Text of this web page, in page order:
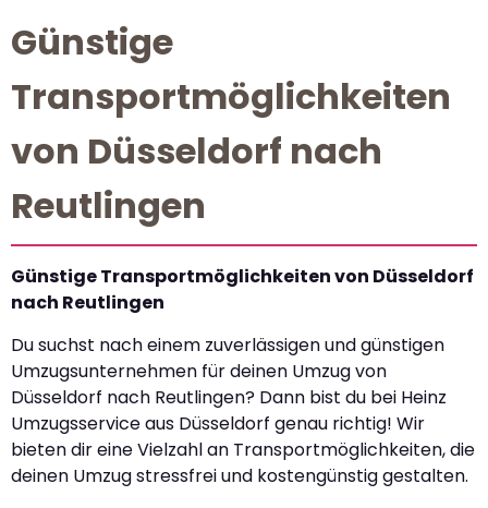
Günstige
Transportmöglichkeiten
von Düsseldorf nach
Reutlingen
Günstige Transportmöglichkeiten von Düsseldorf
nach Reutlingen
Du suchst nach einem zuverlässigen und günstigen
Umzugsunternehmen für deinen Umzug von
Düsseldorf nach Reutlingen? Dann bist du bei Heinz
Umzugsservice aus Düsseldorf genau richtig! Wir
bieten dir eine Vielzahl an Transportmöglichkeiten, die
deinen Umzug stressfrei und kostengünstig gestalten.